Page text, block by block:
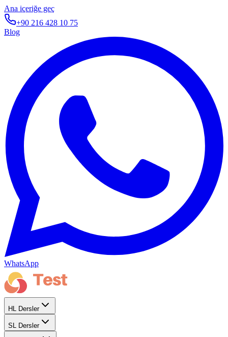
Ana içeriğe geç
+90 216 428 10 75
Blog
WhatsApp
HL Dersler
SL Dersler